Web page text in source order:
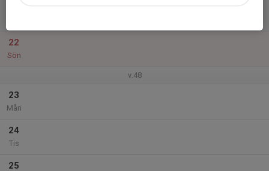
22
Sön
v.48
23
Mån
24
Tis
25